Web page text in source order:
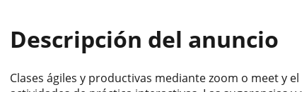
Descripción del anuncio
Clases ágiles y productivas mediante zoom o meet y